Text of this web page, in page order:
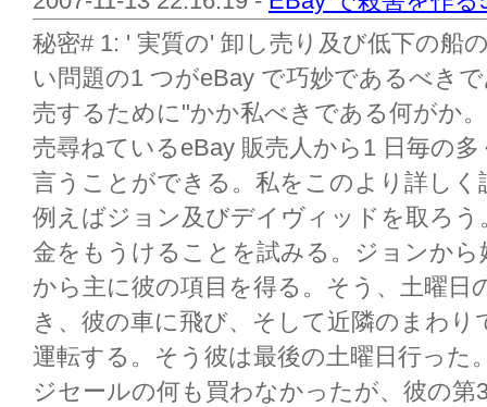
秘密# 1: ' 実質の' 卸し売り及び低下の船
い問題の1 つがeBay で巧妙であるべき
売するために"かか私べきである何がか
売尋ねているeBay 販売人から1 日毎の
言うことができる。私をこのより詳し
例えばジョン及びデイヴィッドを取ろ
金をもうけることを試みる。ジョンか
から主に彼の項目を得る。そう、土曜日
き、彼の車に飛び、そして近隣のまわ
運転する。そう彼は最後の土曜日行った
ジセールの何も買わなかったが、彼の